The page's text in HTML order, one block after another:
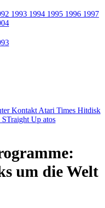
1993 1994 1995 1996 1997
Kontakt Atari Times Hitdisk
STraight Up atos
um die Welt